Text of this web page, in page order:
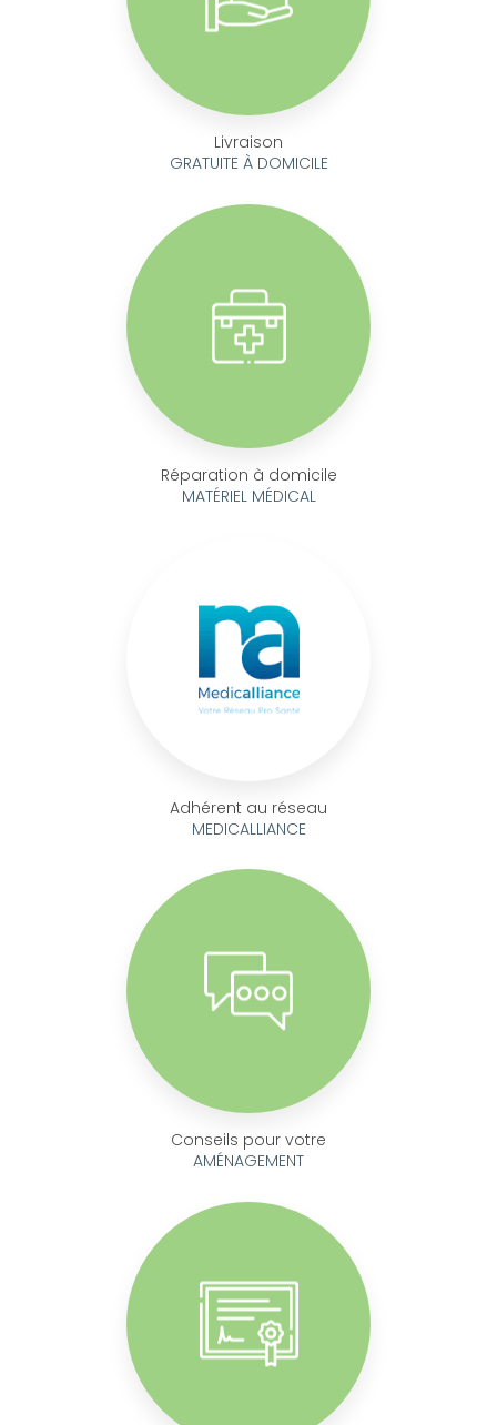
Livraison
GRATUITE À DOMICILE
Réparation à domicile
MATÉRIEL MÉDICAL
Adhérent au réseau
MEDICALLIANCE
Conseils pour votre
AMÉNAGEMENT